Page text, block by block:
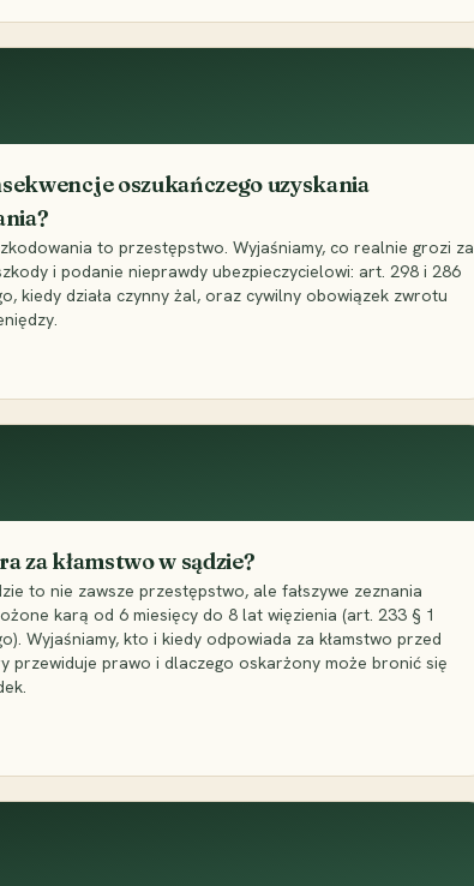
oszukańczego uzyskania
to przestępstwo. Wyjaśniamy, co realnie grozi za
i podanie nieprawdy ubezpieczycielowi: art. 298 i 286
kiedy działa czynny żal, oraz cywilny obowiązek zwrotu
za kłamstwo w sądzie?
to nie zawsze przestępstwo, ale fałszywe zeznania
karą od 6 miesięcy do 8 lat więzienia (art. 233 § 1
Wyjaśniamy, kto i kiedy odpowiada za kłamstwo przed
przewiduje prawo i dlaczego oskarżony może bronić się